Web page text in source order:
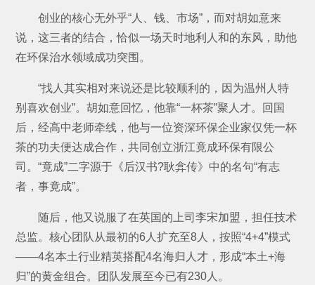
创业的核心无外乎“人、钱、市场”，而对胡如意来
说，这三者的结合，恰似一场天时地利人和的东风，助他
在环保治水领域成功突围。
“找人其实相对来说还是比较顺利的，因为温州人特
别喜欢创业”。胡如意回忆，他靠“一杯茶”聚人才。回国
后，经高中老师牵线，他与一位资深环保企业家仅凭一杯
茶的功夫便达成合作，共同创立浙江竟成环保有限公
司。“竟成”二字源于《后汉书?耿弇传》中的名句“有志
者，事竟成”。
随后，他又说服了在英国的上司李宋加盟，担任技术
总监。核心团队从最初的6人扩充至8人，按照“4+4”模式
——4名本土行业精英搭配4名海归人才，形成“本土+海
归”的黄金组合。团队发展至今已有230人。